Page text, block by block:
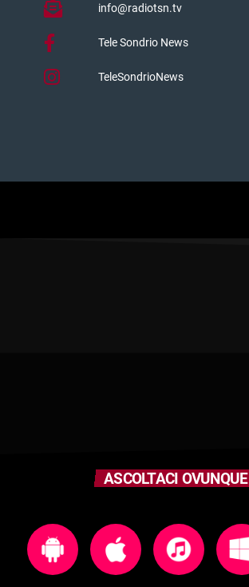
info@radiotsn.tv
Tele Sondrio News
TeleSondrioNews
ASCOLTACI OVUNQUE